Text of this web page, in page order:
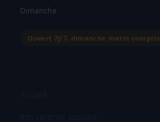
Dimanche
Ouvert 7j/7, dimanche matin compris
Accueil
Kits rentrée scolaire